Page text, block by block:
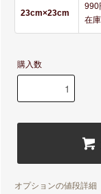
23cm×23cm
990
在
購入数
オプションの値段詳細